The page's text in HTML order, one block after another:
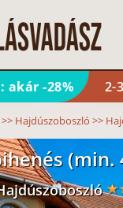
akár -28% 2-
>> Hajdúszoboszló >>
(min.